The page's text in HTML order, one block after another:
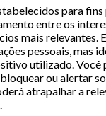
para
entre os
mais relevantes.
pessoais, mas
utilizado. Você
ou alertar
atrapalhar a